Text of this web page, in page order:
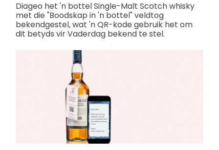
Diageo het 'n bottel Single-Malt Scotch whisky
met die "Boodskap in 'n bottel" veldtog
bekendgestel, wat 'n QR-kode gebruik het om
dit betyds vir Vaderdag bekend te stel.